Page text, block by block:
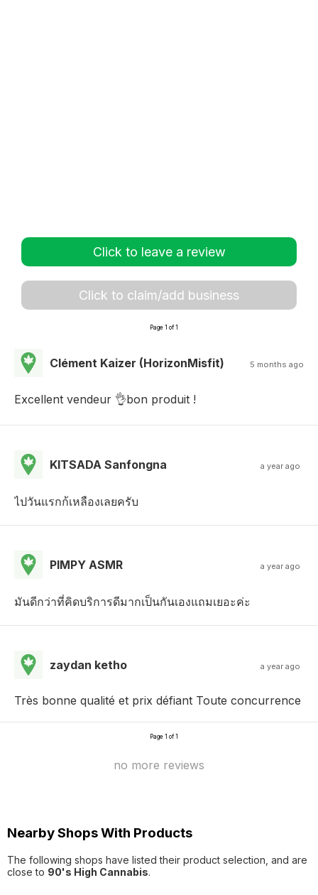
Click to leave a review
Click to claim/add business
Page 1 of 1
Clément Kaizer (HorizonMisfit) 5 months ago
Excellent vendeur 👌bon produit !
KITSADA Sanfongna a year ago
ไปวันแรกก้เหลืองเลยครับ
PIMPY ASMR a year ago
มันดีกว่าที่คิดบริการดีมากเป็นกันเองแถมเยอะค่ะ
zaydan ketho a year ago
Très bonne qualité et prix défiant Toute concurrence
Page 1 of 1
no more reviews
Nearby Shops With Products
The following shops have listed their product selection, and are
close to 90's High Cannabis.